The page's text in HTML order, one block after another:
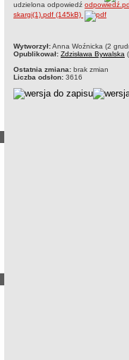
udzielona odpowiedź
skargi(1).pdf (145kB)
metryczka
Wytworzył:Anna Woźnicka (2
Opublikował: Zdzisława Bywalska
Ostatnia zmiana: brak zmian
Liczba odsłon: 3616